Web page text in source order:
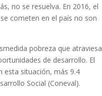
no se resuelva. En 2016, el
cometen en el país no son
pobreza que atraviesa
de desarrollo. El
esta situación, más 9.4
Social (Coneval).